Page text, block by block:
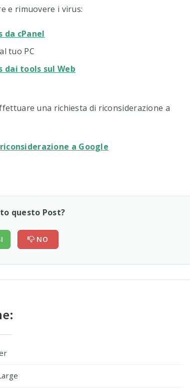
e rimuovere i virus:
cPanel
tuo PC
tools sul Web
una richiesta di riconsiderazione a
a Google
questo Post?
NO